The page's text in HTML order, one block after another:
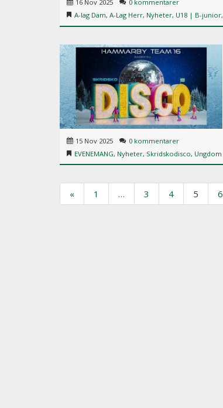
16 Nov 2025
0 kommentarer
A-lag Dam, A-Lag Herr, Nyheter, U18 | B-junior,
15 Nov 2025
0 kommentarer
EVENEMANG, Nyheter, Skridskodisco, Ungdom
« 1 … 3 4 5 6